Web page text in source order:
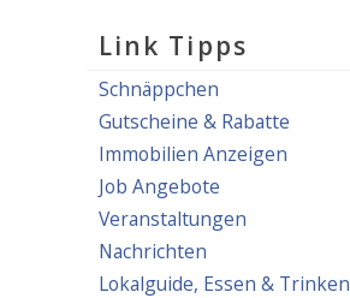
Link Tipps
Schnäppchen
Gutscheine & Rabatte
Immobilien Anzeigen
Job Angebote
Veranstaltungen
Nachrichten
Lokalguide, Essen & Trinken